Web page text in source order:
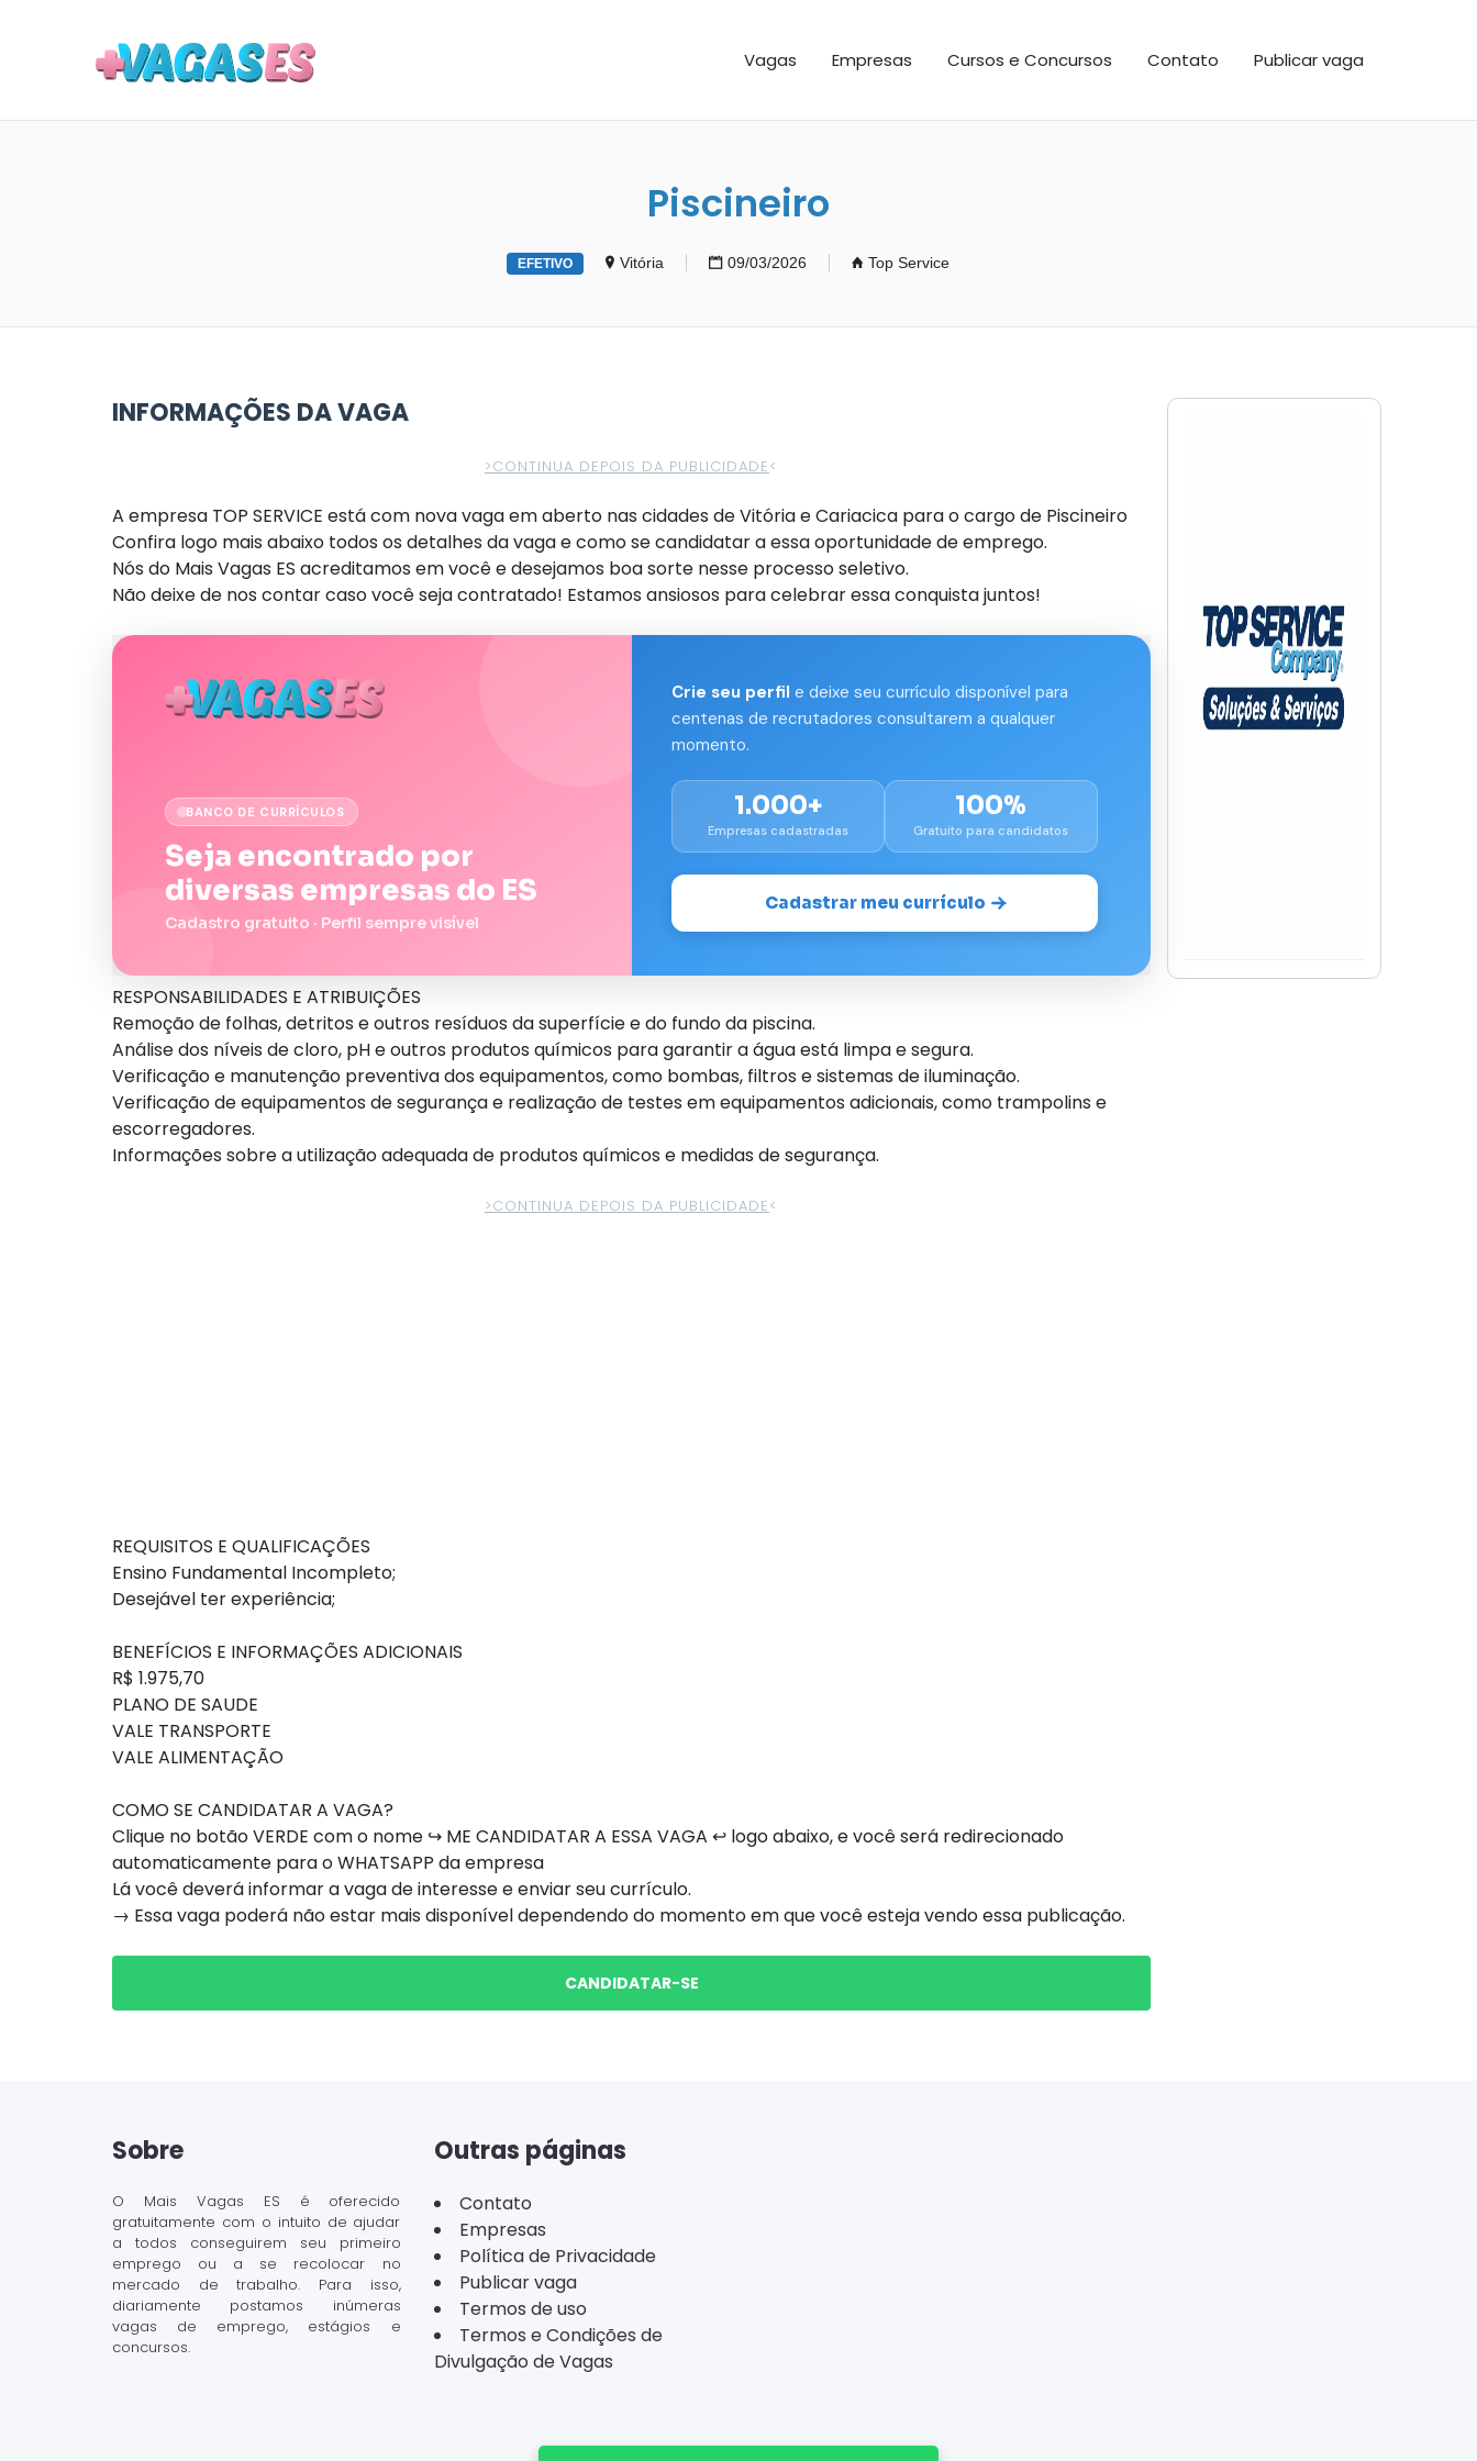
Vagas Empresas Cursos e Concursos Contato Publicar vaga
Piscineiro
EFETIVO Vitória 09/03/2026 Top Service
INFORMAÇÕES DA VAGA
>CONTINUA DEPOIS DA PUBLICIDADE<
A empresa TOP SERVICE está com nova vaga em aberto nas cidades de Vitória e Cariacica para o cargo de Piscineiro
Confira logo mais abaixo todos os detalhes da vaga e como se candidatar a essa oportunidade de emprego.
Nós do Mais Vagas ES acreditamos em você e desejamos boa sorte nesse processo seletivo.
Não deixe de nos contar caso você seja contratado! Estamos ansiosos para celebrar essa conquista juntos!
BANCO DE CURRÍCULOS
Seja encontrado por
diversas empresas do ES
Cadastro gratuito · Perfil sempre visível
Crie seu perfil e deixe seu currículo disponível para
centenas de recrutadores consultarem a qualquer
momento.
1.000+
Empresas cadastradas
100%
Gratuito para candidatos
Cadastrar meu currículo
RESPONSABILIDADES E ATRIBUIÇÕES
Remoção de folhas, detritos e outros resíduos da superfície e do fundo da piscina.
Análise dos níveis de cloro, pH e outros produtos químicos para garantir a água está limpa e segura.
Verificação e manutenção preventiva dos equipamentos, como bombas, filtros e sistemas de iluminação.
Verificação de equipamentos de segurança e realização de testes em equipamentos adicionais, como trampolins e
escorregadores.
Informações sobre a utilização adequada de produtos químicos e medidas de segurança.
>CONTINUA DEPOIS DA PUBLICIDADE<
REQUISITOS E QUALIFICAÇÕES
Ensino Fundamental Incompleto;
Desejável ter experiência;
BENEFÍCIOS E INFORMAÇÕES ADICIONAIS
R$ 1.975,70
PLANO DE SAUDE
VALE TRANSPORTE
VALE ALIMENTAÇÃO
COMO SE CANDIDATAR A VAGA?
Clique no botão VERDE com o nome ↪ ME CANDIDATAR A ESSA VAGA ↩ logo abaixo, e você será redirecionado
automaticamente para o WHATSAPP da empresa
Lá você deverá informar a vaga de interesse e enviar seu currículo.
→ Essa vaga poderá não estar mais disponível dependendo do momento em que você esteja vendo essa publicação.
CANDIDATAR-SE
Sobre
O Mais Vagas ES é oferecido
gratuitamente com o intuito de ajudar
a todos conseguirem seu primeiro
emprego ou a se recolocar no
mercado de trabalho. Para isso,
diariamente postamos inúmeras
vagas de emprego, estágios e
concursos.
Outras páginas
Contato
Empresas
Política de Privacidade
Publicar vaga
Termos de uso
Termos e Condições de
Divulgação de Vagas